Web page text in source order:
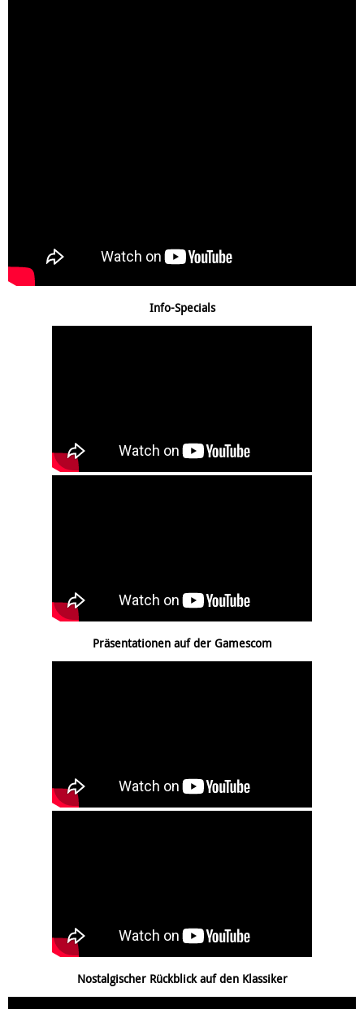
Info-Specials
Präsentationen auf der Gamescom
Nostalgischer Rückblick auf den Klassiker